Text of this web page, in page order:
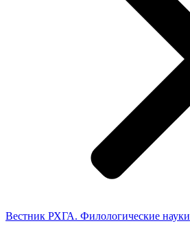
Вестник РХГА. Филологические науки